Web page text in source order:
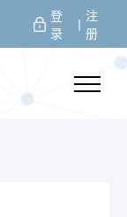
登
录
注
册